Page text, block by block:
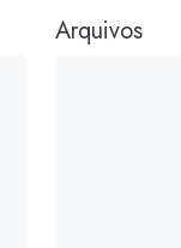
Arquivos